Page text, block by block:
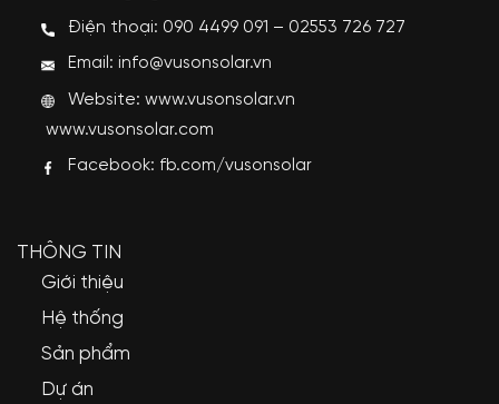
Điện thoại: 090 4499 091 – 02553 726 727
Email: info@vusonsolar.vn
Website:www.vusonsolar.vn
www.vusonsolar.com
Facebook: fb.com/vusonsolar
THÔNG TIN
Giới thiệu
Hệ thống
Sản phẩm
Dự án